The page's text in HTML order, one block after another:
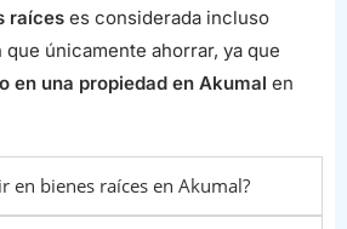
raíces es considerada incluso
únicamente ahorrar, ya que
en una propiedad en Akumal en
en bienes raíces en Akumal?